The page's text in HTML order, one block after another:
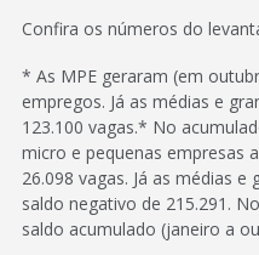
Confira os números do
* As MPE geraram (em
empregos. Já as médias e
123.100 vagas.* No
micro e pequenas empresas
26.098 vagas. Já as médias
saldo negativo de 215.291.
saldo acumulado (janeiro a